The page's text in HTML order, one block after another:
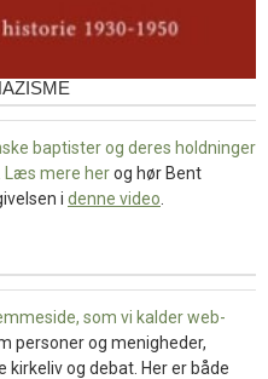
baptister og deres holdninger
Læs mere herog hør Bent
i denne video
som vi kalder web-
personer og menigheder,
og debat. Her er både